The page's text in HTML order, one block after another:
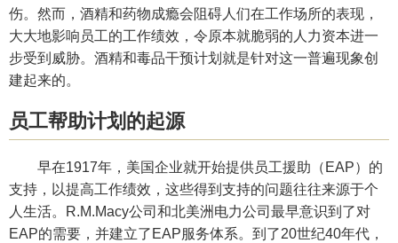
伤。然而，酒精和药物成瘾会阻碍人们在工作场所的表现，
大大地影响员工的工作绩效，令原本就脆弱的人力资本进一
步受到威胁。酒精和毒品干预计划就是针对这一普遍现象创
建起来的。
员工帮助计划的起源
早在1917年，美国企业就开始提供员工援助（EAP）的
支持，以提高工作绩效，这些得到支持的问题往往来源于个
人生活。R.M.Macy公司和北美洲电力公司最早意识到了对
EAP的需要，并建立了EAP服务体系。到了20世纪40年代，